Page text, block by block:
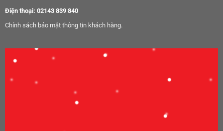
Điện thoại: 02143 839 840
Chính sách bảo mật thông tin khách hàng.